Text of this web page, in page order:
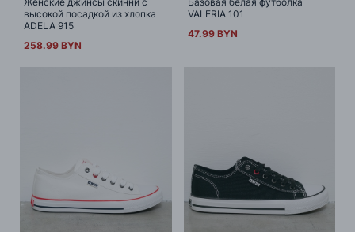
высокой посадкой из хлопка
ADELA 915
258.99 BYN
VALERIA 101
47.99 BYN